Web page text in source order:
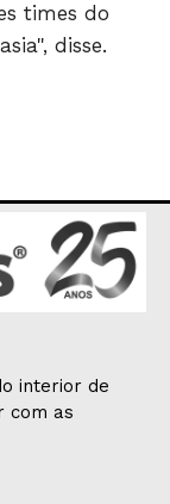
times do
disse.
interior de
com as